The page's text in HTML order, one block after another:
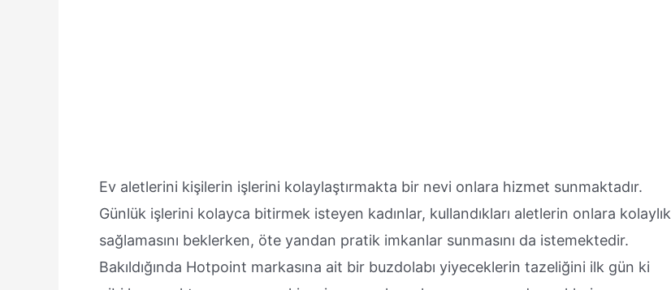
Ev aletlerini kişilerin işlerini kolaylaştırmakta bir nevi onlara hizmet sunmaktadır.
Günlük işlerini kolayca bitirmek isteyen kadınlar, kullandıkları aletlerin onlara kolaylık
sağlamasını beklerken, öte yandan pratik imkanlar sunmasını da istemektedir.
Bakıldığında Hotpoint markasına ait bir buzdolabı yiyeceklerin tazeliğini ilk gün ki